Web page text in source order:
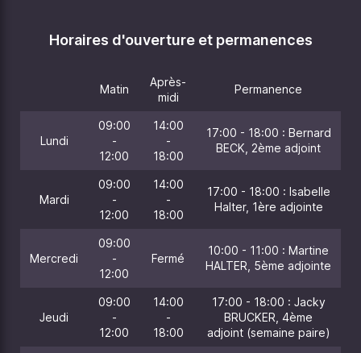
Horaires d'ouverture et permanences
Matin
Après-
midi
Permanence
Lundi
09:00
-
12:00
14:00
-
18:00
17:00 - 18:00 : Bernard
BECK, 2ème adjoint
Mardi
09:00
-
12:00
14:00
-
18:00
17:00 - 18:00 : Isabelle
Halter, 1ère adjointe
Mercredi
09:00
-
12:00
Fermé
10:00 - 11:00 : Martine
HALTER, 5ème adjointe
Jeudi
09:00
-
12:00
14:00
-
18:00
17:00 - 18:00 : Jacky
BRUCKER, 4ème
adjoint (semaine paire)